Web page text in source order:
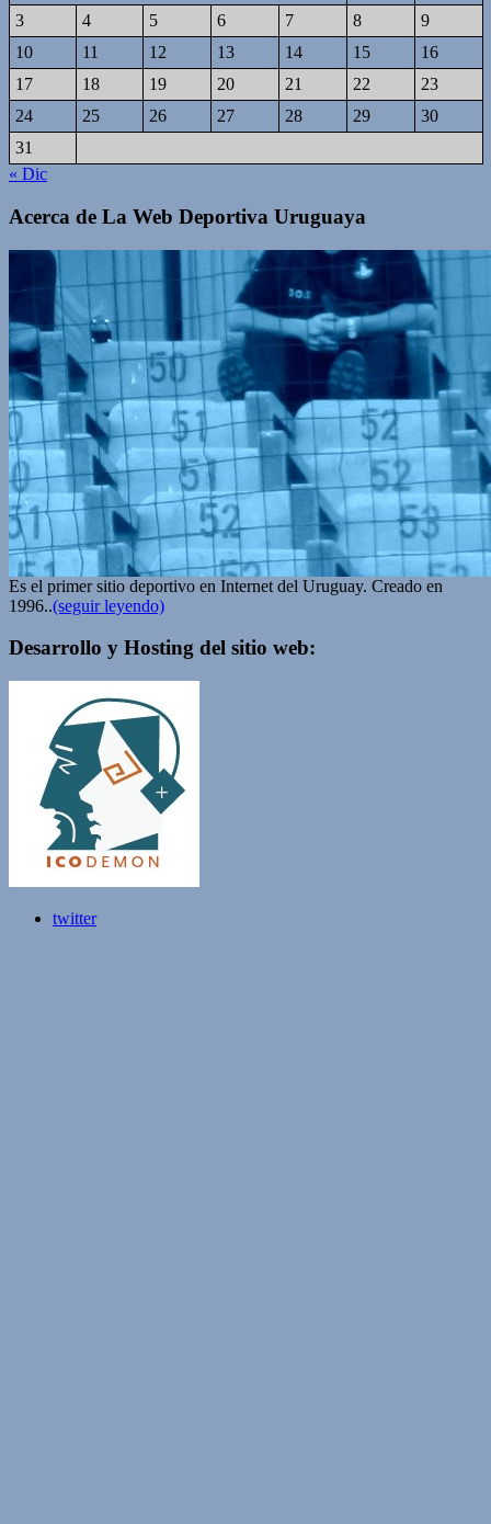
3
4 5 6 7 8
9
10
11 12 13 14 15
16
17
18 19 20 21 22
23
24
25 26 27 28 29
30
31
« Dic
Acerca de La Web Deportiva Uruguaya
Es el primer sitio deportivo en Internet del Uruguay. Creado en
1996..(seguir leyendo)
Desarrollo y Hosting del sitio web:
twitter